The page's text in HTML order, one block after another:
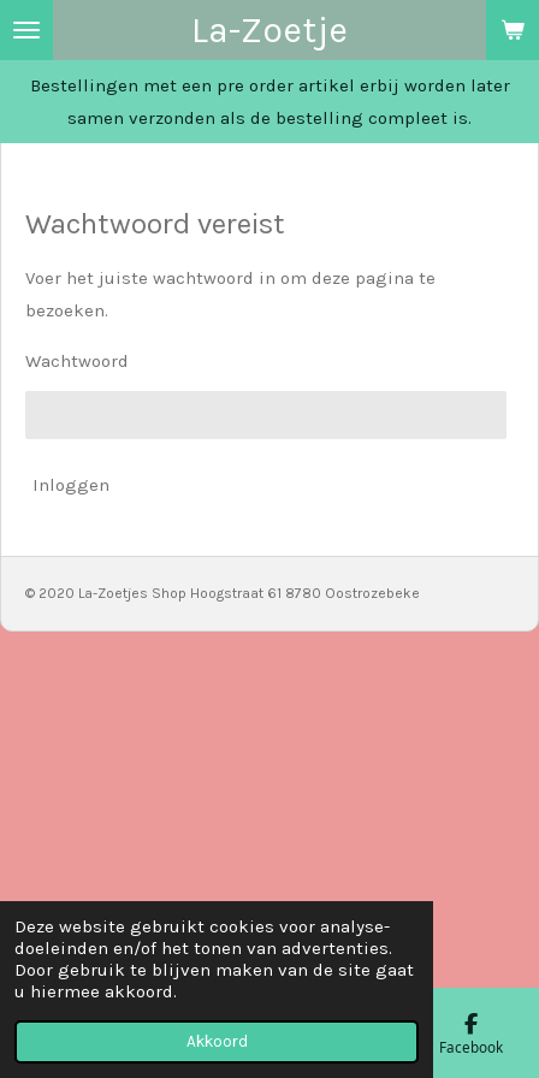
Deze website gebruikt cookies voor analyse-
doeleinden en/of het tonen van advertenties.
Door gebruik te blijven maken van de site gaat
u hiermee akkoord.
Akkoord
Ga
direct
naar
La-Zoetje
Bestellingen met een pre order artikel erbij worden later
samen verzonden als de bestelling compleet is.
Wachtwoord vereist
Voer het juiste wachtwoord in om deze pagina te
bezoeken.
Wachtwoord
Inloggen
© 2020 La-Zoetjes Shop Hoogstraat 61 8780 Oostrozebeke
Telefoonnummer Facebook